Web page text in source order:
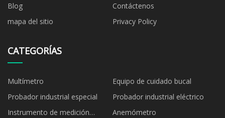
Blog
Contáctenos
mapa del sitio
Privacy Policy
CATEGORÍAS
Multímetro
Equipo de cuidado bucal
Probador industrial especial
Probador industrial eléctrico
Instrumento de medición
Anemómetro